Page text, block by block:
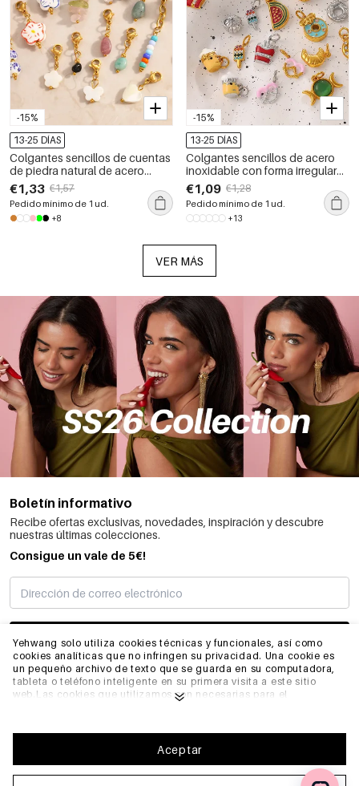
Yehwang solo utiliza cookies técnicas y funcionales, así como
cookies analíticas que no infringen su privacidad. Una cookie es
un pequeño archivo de texto que se guarda en su computadora,
tableta o teléfono inteligente en su primera visita a este sitio
web.Las cookies que utilizamos son necesarias para el
por ejemplo, sus preferencias. También nos permiten optimizar
nuestro sitio web.Para garantizar una buena experiencia de
navegación y compra en Yehwang, le recomendamos que acepte
nuestra recopilación y uso de cookies. Puede darse de baja de las
Aceptar
-15%
13-25 DÍAS
Colgantes sencillos de cuentas
de piedra natural de acero
inoxidable, resistentes al agua,
de color dorado, para mujer.
€1,33 €1,57
Pedido mínimo de 1 ud.
+8
-15%
13-25 DÍAS
Colgantes sencillos de acero
inoxidable con forma irregular
de fruta y diamantes de
imitación de color dorado,
hechos por uno mismo.
€1,09 €1,28
Pedido mínimo de 1 ud.
+13
VER MÁS
Boletín informativo
Recibe ofertas exclusivas, novedades, inspiración y descubre
nuestras últimas colecciones.
Consigue un vale de 5€!
SUSCRIBIRME
INFORMACIÓN